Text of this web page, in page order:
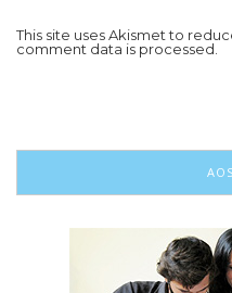
This site uses Akismet to
comment data is processed.